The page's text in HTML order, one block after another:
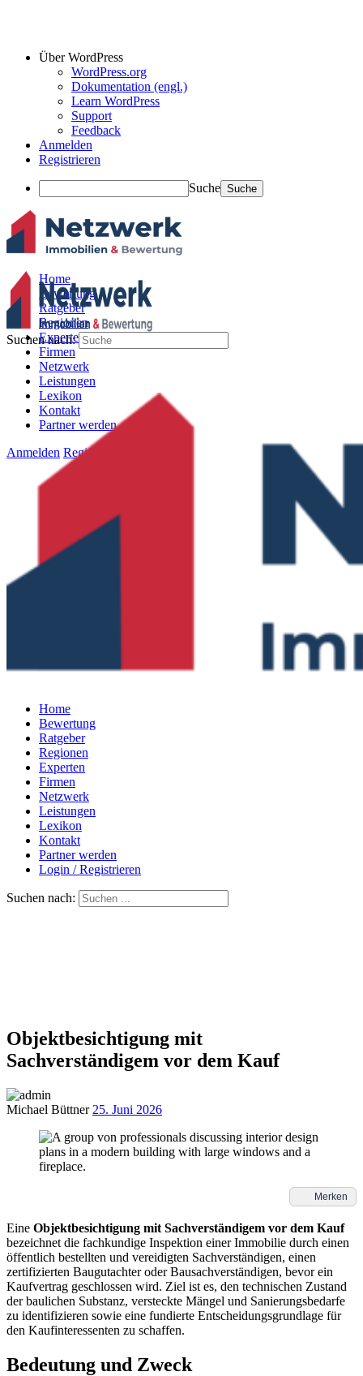
Über WordPress
WordPress.org
Dokumentation (engl.)
Learn WordPress
Support
Feedback
Anmelden
Registrieren
Suche
Home
Bewertung
Ratgeber
Regionen
Experten
Firmen
Netzwerk
Leistungen
Lexikon
Kontakt
Partner werden
Anmelden Registrieren
Suchen nach:
Home
Bewertung
Ratgeber
Regionen
Experten
Firmen
Netzwerk
Leistungen
Lexikon
Kontakt
Partner werden
Login / Registrieren
Suchen nach:
Objektbesichtigung mit
Sachverständigem vor dem Kauf
Michael Büttner 25. Juni 2026
Merken
Eine Objektbesichtigung mit Sachverständigem vor dem Kauf
bezeichnet die fachkundige Inspektion einer Immobilie durch einen
öffentlich bestellten und vereidigten Sachverständigen, einen
zertifizierten Baugutachter oder Bausachverständigen, bevor ein
Kaufvertrag geschlossen wird. Ziel ist es, den technischen Zustand
der baulichen Substanz, versteckte Mängel und Sanierungsbedarfe
zu identifizieren sowie eine fundierte Entscheidungsgrundlage für
den Kaufinteressenten zu schaffen.
Bedeutung und Zweck